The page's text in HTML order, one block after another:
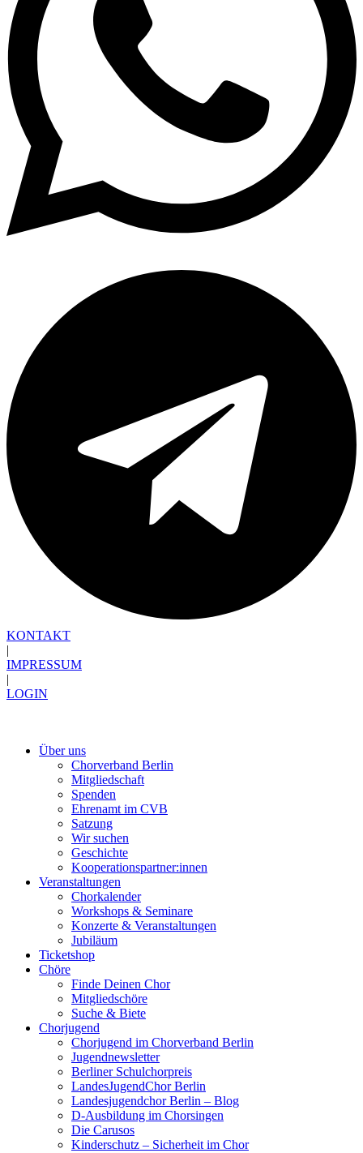
KONTAKT
IMPRESSUM
LOGIN
Über uns
Chorverband Berlin
Mitgliedschaft
Spenden
Ehrenamt im CVB
Satzung
Wir suchen
Geschichte
Kooperationspartner:innen
Veranstaltungen
Chorkalender
Workshops & Seminare
Konzerte & Veranstaltungen
Jubiläum
Ticketshop
Chöre
Finde Deinen Chor
Mitgliedschöre
Suche & Biete
Chorjugend
Chorjugend im Chorverband Berlin
Jugendnewsletter
Berliner Schulchorpreis
LandesJugendChor Berlin
Landesjugendchor Berlin – Blog
D-Ausbildung im Chorsingen
Die Carusos
Kinderschutz – Sicherheit im Chor